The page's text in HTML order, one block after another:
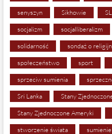
senyszyn Sikhowie
socjalizm socjalliberalizm
solidarność sondaż o
społeczeństwo sport
sprzeciw sumienia
Sri Lanka Stany
Stany Zjednoczone Ameryki
stworzenie świata sumienie